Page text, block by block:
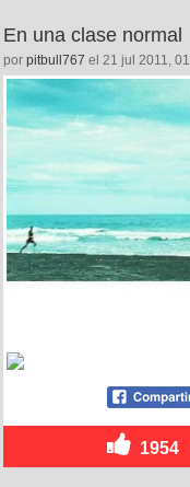
En una clase normal
por pitbull767 el 21 jul 2011,
1954